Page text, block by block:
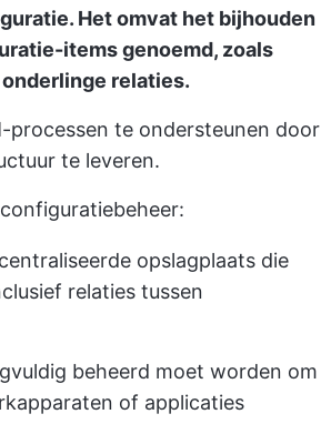
Het omvat het bijhouden
items genoemd, zoals
relaties.
te ondersteunen door
te leveren.
opslagplaats die
relaties tussen
beheerd moet worden om
of applicaties